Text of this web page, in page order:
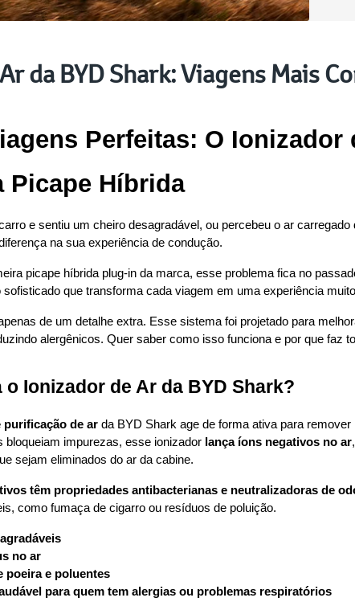
da BYD Shark: Viagens Mais
Perfeitas: O Ionizador
Picape Híbrida
e sentiu um cheiro desagradável, ou percebeu o ar
na sua experiência de condução.
picape híbrida plug-in da marca, esse problema fica no
que transforma cada viagem em uma experiência
de um detalhe extra. Esse sistema foi projetado para
alergênicos. Quer saber como isso funciona e por que faz
Ionizador de Ar da BYD Shark?
purificação de ar da BYD Shark age de forma ativa para
bloqueiam impurezas, esse ionizador lança íons negativos no ar
sejam eliminados do ar da cabine.
têm propriedades antibacterianas e neutralizadoras de
como fumaça de cigarro ou resíduos de poluição.
no ar
poeira e poluentes
para quem tem alergias ou problemas respiratórios